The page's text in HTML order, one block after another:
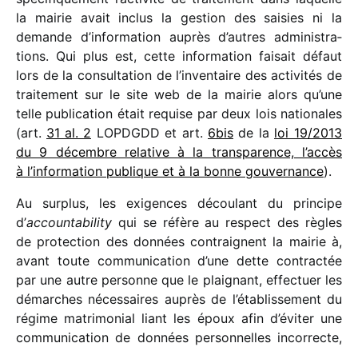
la mairie avait inclus la gestion des saisies ni la
demande d’information auprès d’autres admi­nis­tra­
tions. Qui plus est, cette infor­ma­tion faisait défaut
lors de la consul­ta­tion de l’inventaire des acti­vi­tés de
trai­te­ment sur le site web de la mairie alors qu’une
telle publi­ca­tion était requise par deux lois natio­nales
(art. 31 al. 2 LOPDGDD et art. 6bis de la loi 19/​2013
du 9 décembre rela­tive à la trans­pa­rence, l’accès
à l’information publique et à la bonne gouver­nance).
Au surplus, les exigences décou­lant du prin­cipe
d’accoun­ta­bi­lity qui se réfère au respect des règles
de protec­tion des données contraignent la mairie à,
avant toute commu­ni­ca­tion d’une dette contrac­tée
par une autre personne que le plai­gnant, effec­tuer les
démarches néces­saires auprès de l’établissement du
régime matri­mo­nial liant les époux afin d’éviter une
commu­ni­ca­tion de données person­nelles incor­recte,